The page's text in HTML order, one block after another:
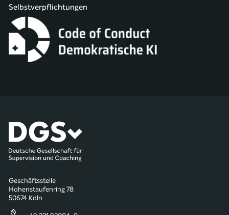
Selbstverpflichtungen
Geschäftsstelle
Hohenstaufenring 78
50674 Köln